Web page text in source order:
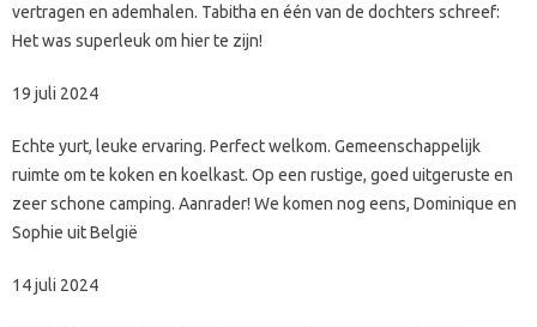
vertragen en ademhalen. Tabitha en één van de dochters schreef:
Het was superleuk om hier te zijn!
19 juli 2024
Echte yurt, leuke ervaring. Perfect welkom. Gemeenschappelijk
ruimte om te koken en koelkast. Op een rustige, goed uitgeruste en
zeer schone camping. Aanrader! We komen nog eens, Dominique en
Sophie uit België
14 juli 2024